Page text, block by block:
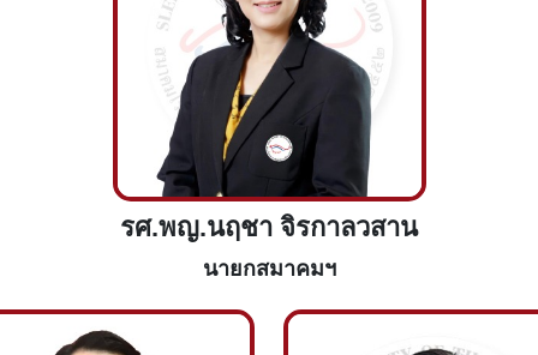
รศ.พญ.นฤชา จิรกาลวสาน
นายกสมาคมฯ